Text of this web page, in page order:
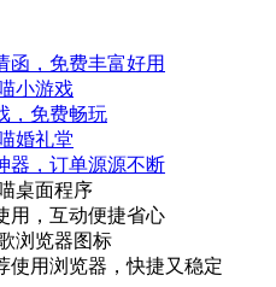
函，免费丰富好用
，免费畅玩
器，订单源源不断
用，互动便捷省心
使用浏览器，快捷又稳定